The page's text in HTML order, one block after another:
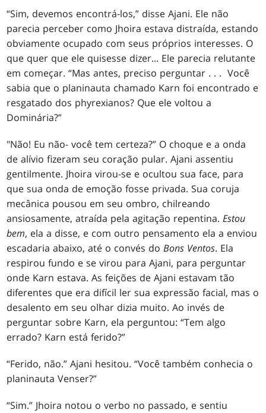
“Sim, devemos encontrá-los,” disse Ajani. Ele não
parecia perceber como Jhoira estava distraída, estando
obviamente ocupado com seus próprios interesses. O
que quer que ele quisesse dizer... Ele parecia relutante
em começar. “Mas antes, preciso perguntar . . . Você
sabia que o planinauta chamado Karn foi encontrado e
resgatado dos phyrexianos? Que ele voltou a
Dominária?”
"Não! Eu não- você tem certeza?” O choque e a onda
de alívio fizeram seu coração pular. Ajani assentiu
gentilmente. Jhoira virou-se e ocultou sua face, para
que sua onda de emoção fosse privada. Sua coruja
mecânica pousou em seu ombro, chilreando
ansiosamente, atraída pela agitação repentina.Estou
bem, ela a disse, e com outro pensamento ela a enviou
escadaria abaixo, até o convés doBons Ventos. Ela
respirou fundo e se virou para Ajani, para perguntar
onde Karn estava. As feições de Ajani estavam tão
diferentes que era difícil ler sua expressão facial, mas o
desalento em seu olhar dizia muito. Ao invés de
perguntar sobre Karn, ela perguntou: “Tem algo
errado? Karn está ferido?”
“Ferido, não.” Ajani hesitou. “Você também conhecia o
planinauta Venser?”
“Sim.” Jhoira notou o verbo no passado, e sentiu